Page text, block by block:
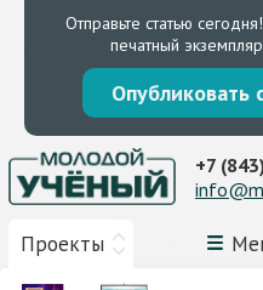
Отправьте статью сегодня!
печатный
Опубликовать
Проекты
+7